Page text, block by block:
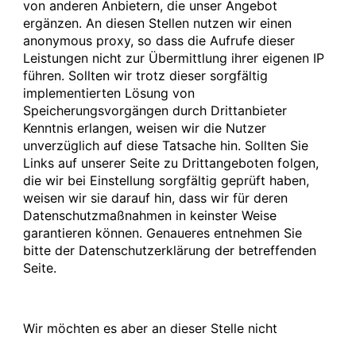
von anderen Anbietern, die unser Angebot
ergänzen. An diesen Stellen nutzen wir einen
anonymous proxy, so dass die Aufrufe dieser
Leistungen nicht zur Übermittlung ihrer eigenen IP
führen. Sollten wir trotz dieser sorgfältig
implementierten Lösung von
Speicherungsvorgängen durch Drittanbieter
Kenntnis erlangen, weisen wir die Nutzer
unverzüglich auf diese Tatsache hin. Sollten Sie
Links auf unserer Seite zu Drittangeboten folgen,
die wir bei Einstellung sorgfältig geprüft haben,
weisen wir sie darauf hin, dass wir für deren
Datenschutzmaßnahmen in keinster Weise
garantieren können. Genaueres entnehmen Sie
bitte der Datenschutzerklärung der betreffenden
Seite.
Wir möchten es aber an dieser Stelle nicht